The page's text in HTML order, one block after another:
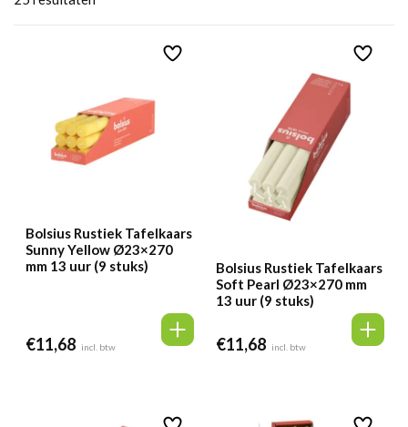
Bolsius Rustiek Tafelkaars
Sunny Yellow Ø23×270
mm 13 uur (9 stuks)
€11,68 incl. btw
Bolsius Rustiek Tafelkaars
Soft Pearl Ø23×270 mm
13 uur (9 stuks)
€11,68 incl. btw